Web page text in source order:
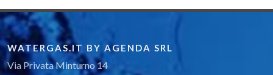
14 ott 2010
WATERGAS.IT BY AGENDA SRL
Via Privata Minturno 14